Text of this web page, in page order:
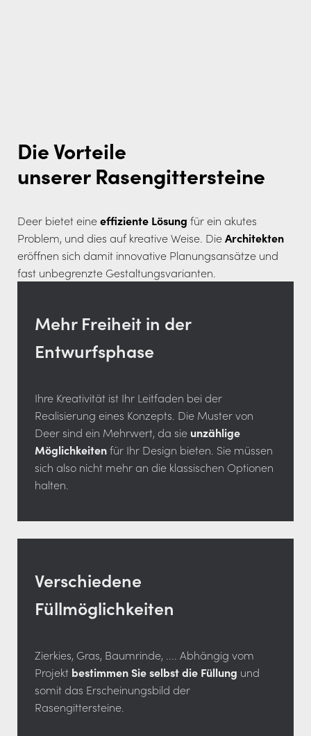
Die Vorteile
unserer Rasengittersteine
Deer bietet eineeffiziente Lösung für ein akutes
Problem, und dies auf kreative Weise. DieArchitekten
eröffnen sich damit innovative Planungsansätze und
fast unbegrenzte Gestaltungsvarianten.
Mehr Freiheit in der
Entwurfsphase
Ihre Kreativität ist Ihr Leitfaden bei der
Realisierung eines Konzepts. Die Muster von
Deer sind ein Mehrwert, da sie unzählige
Möglichkeitenfür Ihr Design bieten. Sie müssen
sich also nicht mehr an die klassischen Optionen
halten.
Verschiedene
Füllmöglichkeiten
Zierkies, Gras, Baumrinde, .... Abhängig vom
Projekt bestimmen Sie selbst die Füllung und
somit das Erscheinungsbild der
Rasengittersteine.